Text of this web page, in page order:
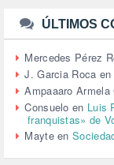
URBANISMO (1)
URBANIZACIÓN
VEJEZ (1)
VENEZUELA (3)
VENEZULA (1)
VIAJES (1)
VIOLENCIA (2)
VIOLENCIA DE
VIVIENDA (9)
ÚLTIMOS
Mercedes Pérez
J. Garcia Roca en
Ampaaaro Armela
Consuelo en Luis
franquistas» de
Mayteen